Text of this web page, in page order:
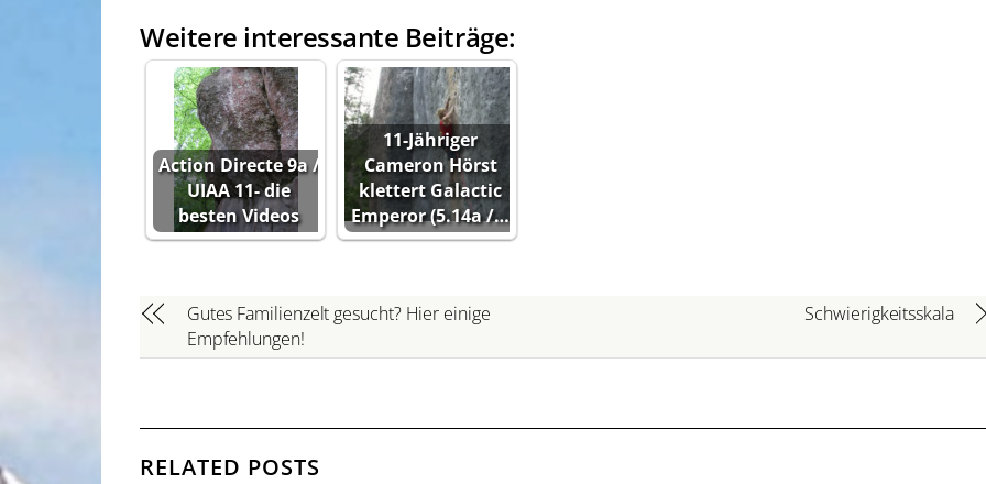
Weitere interessante Beiträge:
Action Directe 9a /
UIAA 11- die
besten Videos
11-Jähriger
Cameron Hörst
klettert Galactic
Emperor (5.14a /…
Gutes Familienzelt gesucht? Hier einige
Empfehlungen!
Schwierigkeitsskala
RELATED POSTS